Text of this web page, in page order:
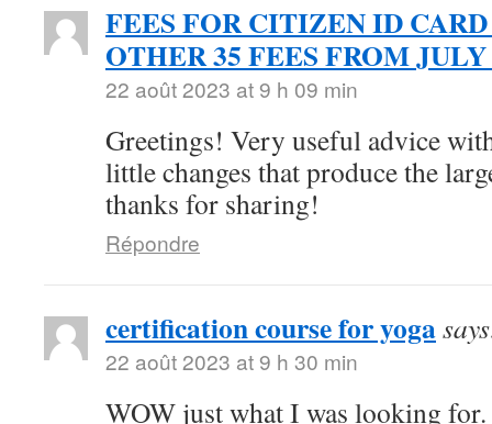
FEES FOR CITIZEN ID
OTHER 35 FEES FROM JULY
22 août 2023 at 9 h 09 min
Greetings! Very useful advice
little changes that produce the
thanks for sharing!
Répondre
certification course for yoga
22 août 2023 at 9 h 30 min
WOW just what I was looking for.